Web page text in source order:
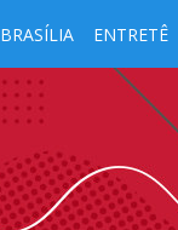
BRASÍLIA ENTRETÊ